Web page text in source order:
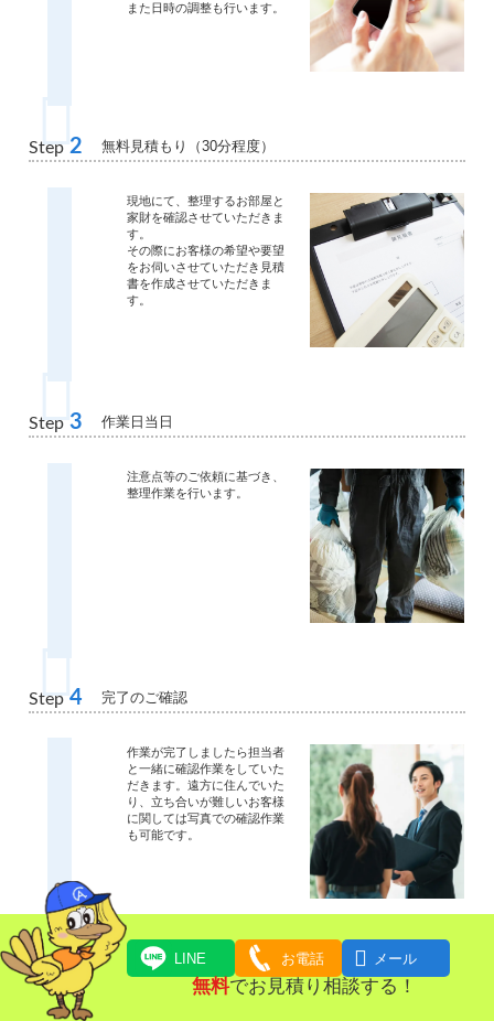
また日時の調整も行います。
Step 2 無料見積もり（30分程度）
現地にて、整理するお部屋と
家財を確認させていただきま
す。
その際にお客様の希望や要望
をお伺いさせていただき見積
書を作成させていただきま
す。
Step 3 作業日当日
注意点等のご依頼に基づき、
整理作業を行います。
Step 4 完了のご確認
作業が完了しましたら担当者
と一緒に確認作業をしていた
だきます。遠方に住んでいた
り、立ち合いが難しいお客様
に関しては写真での確認作業
も可能です。
Step 5 お支払い
LINE お電話  メール
無料でお見積り相談する！